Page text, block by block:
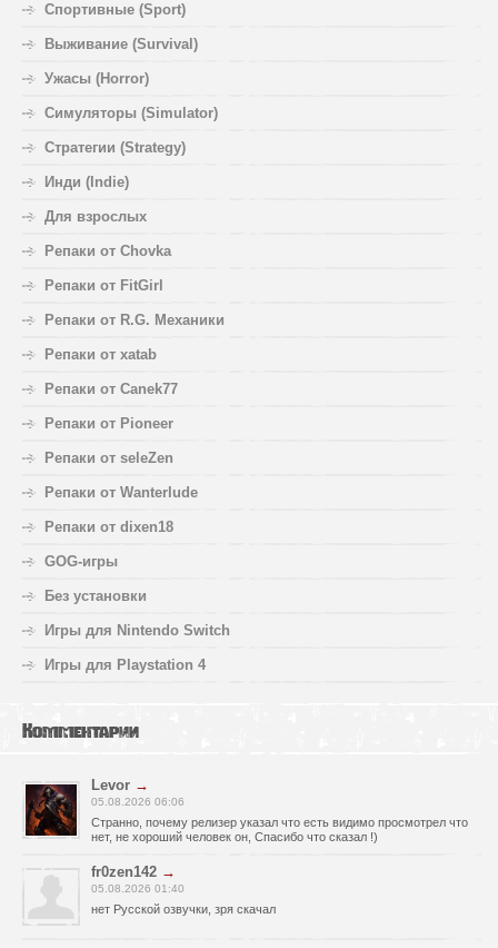
Спортивные (Sport)
Выживание (Survival)
Ужасы (Horror)
Симуляторы (Simulator)
Стратегии (Strategy)
Инди (Indie)
Для взрослых
Репаки от Chovka
Репаки от FitGirl
Репаки от R.G. Механики
Репаки от xatab
Репаки от Canek77
Репаки от Pioneer
Репаки от seleZen
Репаки от Wanterlude
Репаки от dixen18
GOG-игры
Без установки
Игры для Nintendo Switch
Игры для Playstation 4
Комментарии
Levor →
05.08.2026 06:06
Странно, почему релизер указал что есть видимо просмотрел что
нет, не хороший человек он, Спасибо что сказал !)
fr0zen142 →
05.08.2026 01:40
нет Русской озвучки, зря скачал